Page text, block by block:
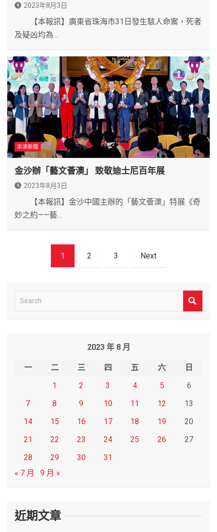
2023年8月3日
【本報訊】廣東省珠海市31日發生駭人命案，死者
及疑凶均為…
本澳新聞
金沙辦「藝文薈澳」 致敬迪士尼百年展
2023年8月3日
【本報訊】金沙中國主辦的「藝文薈澳」特展《奇
妙之約——藝…
1 2 3 Next
e
2023 年 8 月
一 二 三 四 五 六
日
1
2 3 4 5
6
7
8 9 10 11 12
13
14
15 16 17 18 19
20
21
22 23 24 25 26
27
28
29 30
31
« 7 月
9 月 »
近期文章